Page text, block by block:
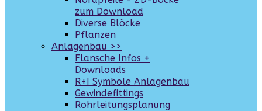
zum Download
Diverse Blöcke
Pflanzen
Anlagenbau >>
Flansche Infos +
Downloads
R+I Symbole Anlagenbau
Gewindefittings
Rohrleitungsplanung